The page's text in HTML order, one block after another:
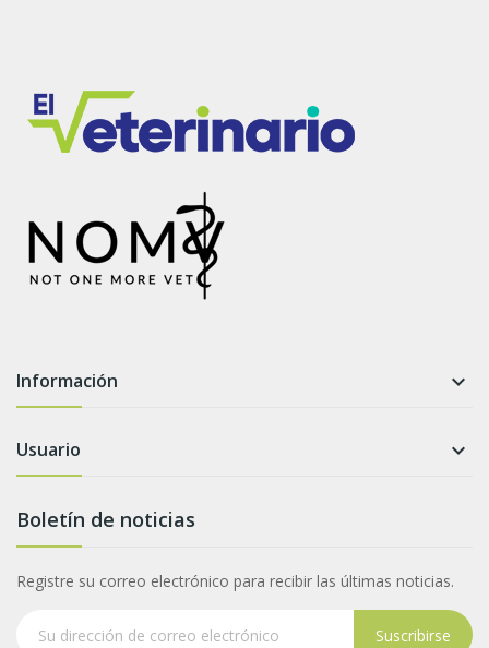
Información 
Usuario 
Boletín de noticias
Registre su correo electrónico para recibir las últimas noticias.
Suscribirse